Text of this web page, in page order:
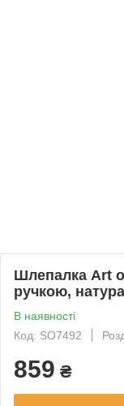
Шлепалка Art
ручкою,
В наявності
Код: SO7492
859 ₴